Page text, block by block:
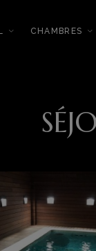
CHAMBRES